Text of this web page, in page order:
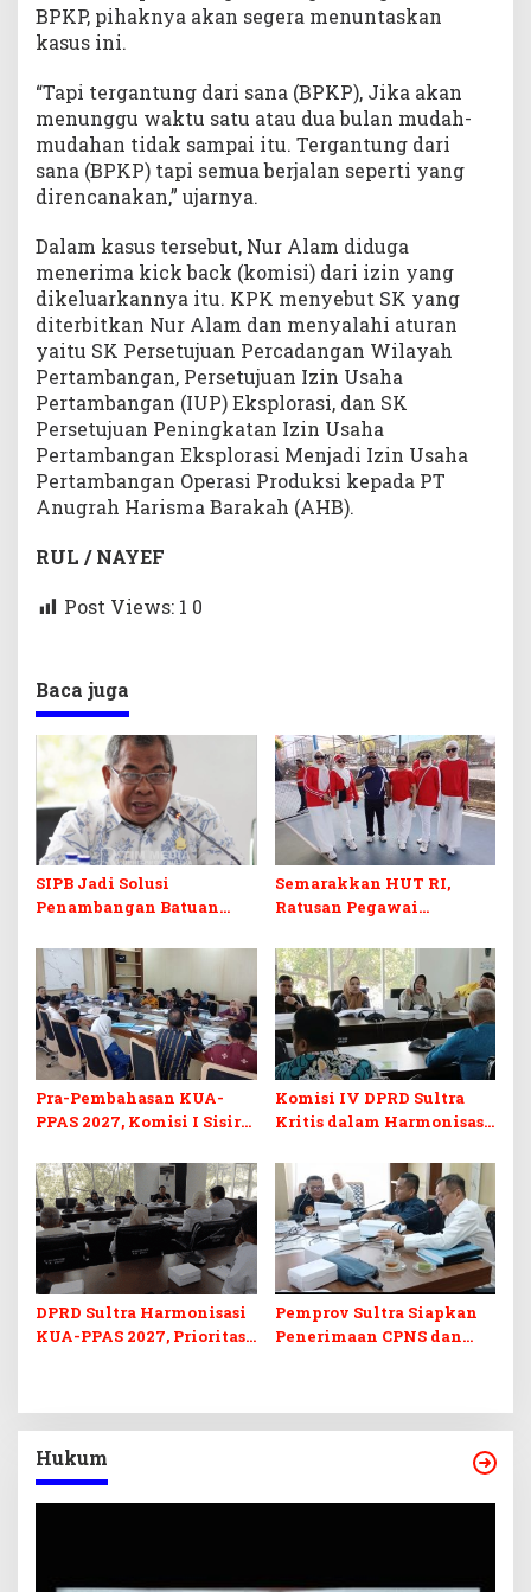
BPKP, pihaknya akan segera menuntaskan
kasus ini.
“Tapi tergantung dari sana (BPKP), Jika akan
menunggu waktu satu atau dua bulan mudah-
mudahan tidak sampai itu. Tergantung dari
sana (BPKP) tapi semua berjalan seperti yang
direncanakan,” ujarnya.
Dalam kasus tersebut, Nur Alam diduga
menerima kick back (komisi) dari izin yang
dikeluarkannya itu. KPK menyebut SK yang
diterbitkan Nur Alam dan menyalahi aturan
yaitu SK Persetujuan Percadangan Wilayah
Pertambangan, Persetujuan Izin Usaha
Pertambangan (IUP) Eksplorasi, dan SK
Persetujuan Peningkatan Izin Usaha
Pertambangan Eksplorasi Menjadi Izin Usaha
Pertambangan Operasi Produksi kepada PT
Anugrah Harisma Barakah (AHB).
RUL / NAYEF
Post Views: 1 0
Baca juga
SIPB Jadi Solusi
Penambangan Batuan
di Sultra
Semarakkan HUT RI,
Ratusan Pegawai
Ikuti Lomba Bola Gotong
Pra-Pembahasan KUA-
PPAS 2027, Komisi I Sisir
Berkelanjutan
Komisi IV DPRD Sultra
Kritis dalam Harmonisasi
Perubahan APBD 2026
DPRD Sultra Harmonisasi
KUA-PPAS 2027, Prioritas
Pemprov Sultra Siapkan
Penerimaan CPNS dan
Hukum